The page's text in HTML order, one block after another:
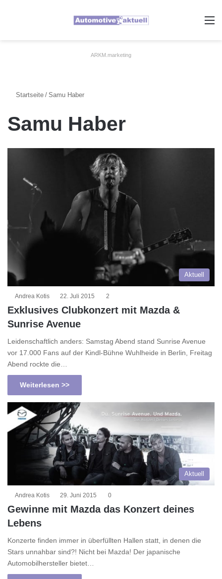
ARKM.marketing
Startseite / Samu Haber
Samu Haber
Aktuell
Andrea Kotis 22. Juli 2015 2
Exklusives Clubkonzert mit Mazda &
Sunrise Avenue
Leidenschaftlich anders: Samstag Abend stand Sunrise Avenue
vor 17.000 Fans auf der Kindl-Bühne Wuhlheide in Berlin, Freitag
Abend rockte die…
Weiterlesen >>
Aktuell
Andrea Kotis 29. Juni 2015 0
Gewinne mit Mazda das Konzert deines
Lebens
Konzerte finden immer in überfüllten Hallen statt, in denen die
Stars unnahbar sind?! Nicht bei Mazda! Der japanische
Automobilhersteller bietet…